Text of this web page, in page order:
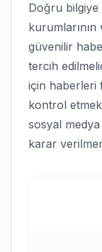
Doğru bilgiye
güvenilir
tercih
için haberleri
kontrol
sosyal medya
karar